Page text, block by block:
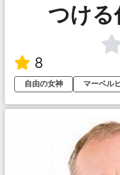
つけ
8
自由の女神
マーベル